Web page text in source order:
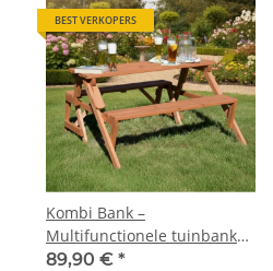
BEST VERKOPERS
Kombi Bank –
Multifunctionele tuinbank
en tafel
89,90 € *